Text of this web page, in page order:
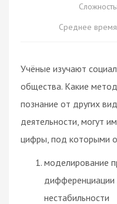
Сложность:
Среднее
Учёные изучают
общества. Какие
познание от других
деятельности, могут
цифры, под которыми
моделирование
дифференциации
нестабильности